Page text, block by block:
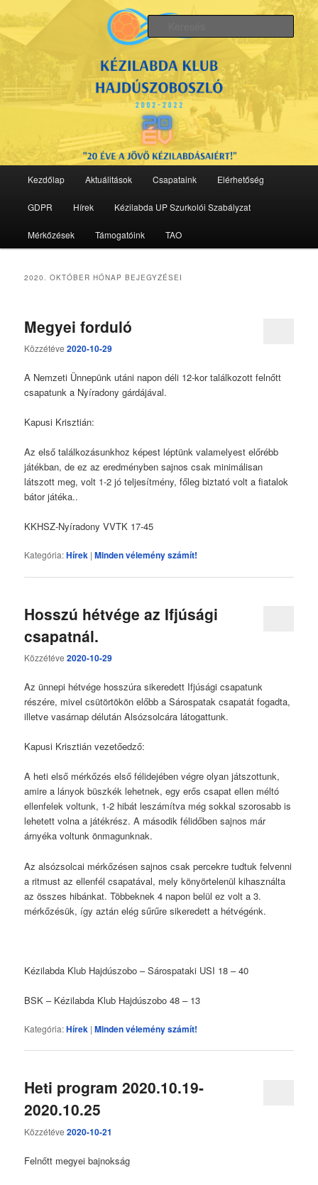
elsődleges
tartalomra
másodlagos
tartalomraKézilabda Klub Hajdúszoboszló
Kezdőlap Aktuálitások Csapataink Elérhetőség
GDPR Hírek Kézilabda UP Szurkolói Szabályzat
Mérkőzések Támogatóink TAO
2020. OKTÓBER HÓNAP BEJEGYZÉSEI
Megyei forduló
Közzétéve2020-10-29
A Nemzeti Ünnepünk utáni napon déli 12-kor találkozott felnőtt
csapatunk a Nyíradony gárdájával.
Kapusi Krisztián:
Az első találkozásunkhoz képest léptünk valamelyest előrébb
játékban, de ez az eredményben sajnos csak minimálisan
látszott meg, volt 1-2 jó teljesítmény, főleg biztató volt a fiatalok
bátor játéka..
KKHSZ-Nyíradony VVTK 17-45
Kategória:Hírek |Minden vélemény számít!
Hosszú hétvége az Ifjúsági
csapatnál.
Közzétéve2020-10-29
Az ünnepi hétvége hosszúra sikeredett Ifjúsági csapatunk
részére, mivel csütörtökön előbb a Sárospatak csapatát fogadta,
illetve vasárnap délután Alsózsolcára látogattunk.
Kapusi Krisztián vezetőedző:
A heti első mérkőzés első félidejében végre olyan játszottunk,
amire a lányok büszkék lehetnek, egy erős csapat ellen méltó
ellenfelek voltunk, 1-2 hibát leszámítva még sokkal szorosabb is
lehetett volna a játékrész. A második félidőben sajnos már
árnyéka voltunk önmagunknak.
Az alsózsolcai mérkőzésen sajnos csak percekre tudtuk felvenni
a ritmust az ellenfél csapatával, mely könyörtelenül kihasználta
az összes hibánkat. Többeknek 4 napon belül ez volt a 3.
mérkőzésük, így aztán elég sűrűre sikeredett a hétvégénk.
Kézilabda Klub Hajdúszobo – Sárospataki USI 18 – 40
BSK – Kézilabda Klub Hajdúszobo 48 – 13
Kategória:Hírek |Minden vélemény számít!
Heti program 2020.10.19-
2020.10.25
Közzétéve2020-10-21
Felnőtt megyei bajnokság